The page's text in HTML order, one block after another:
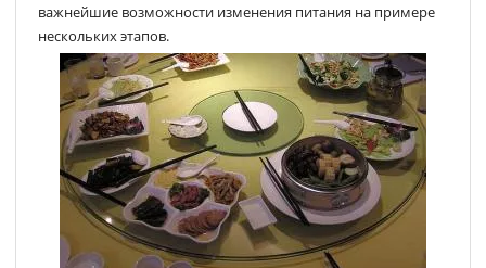
важнейшие возможности изменения питания на примере
нескольких этапов.